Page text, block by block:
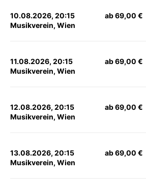
10.08.2026, 20:15
Musikverein, Wien
ab 69,00 €
11.08.2026, 20:15
Musikverein, Wien
ab 69,00 €
12.08.2026, 20:15
Musikverein, Wien
ab 69,00 €
13.08.2026, 20:15
Musikverein, Wien
ab 69,00 €